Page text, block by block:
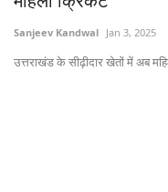
आम हो चली हैं। कई...